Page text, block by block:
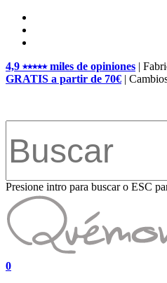
Skip
main
4,9 ⭑⭑⭑⭑⭑ miles de opiniones |
GRATIS a partir de 70€ |
Presione intro para buscar o ESC
Close
Search
search
account
0